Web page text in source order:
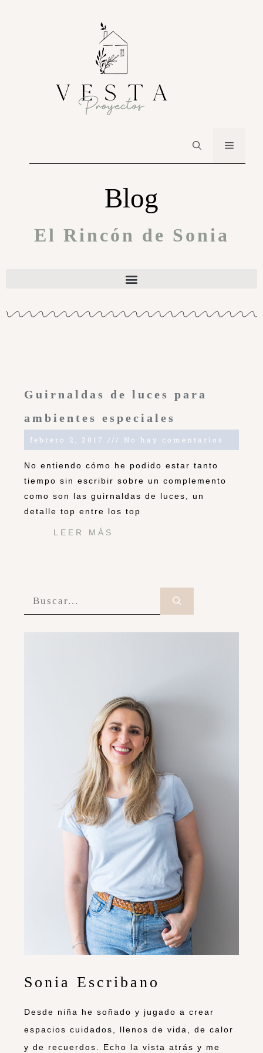
Blog
El Rincón de Sonia
Guirnaldas de luces para
ambientes especiales
febrero 2, 2017 No hay comentarios
No entiendo cómo he podido estar tanto
tiempo sin escribir sobre un complemento
como son las guirnaldas de luces, un
detalle top entre los top
LEER MÁS
Sonia Escribano
Desde niña he soñado y jugado a crear
espacios cuidados, llenos de vida, de calor
y de recuerdos. Echo la vista atrás y me